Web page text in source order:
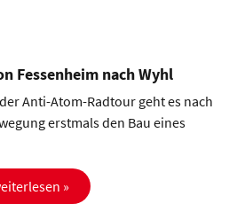
Fessenheim nach Wyhl
Anti-Atom-Radtour geht es nach
erstmals den Bau eines
»